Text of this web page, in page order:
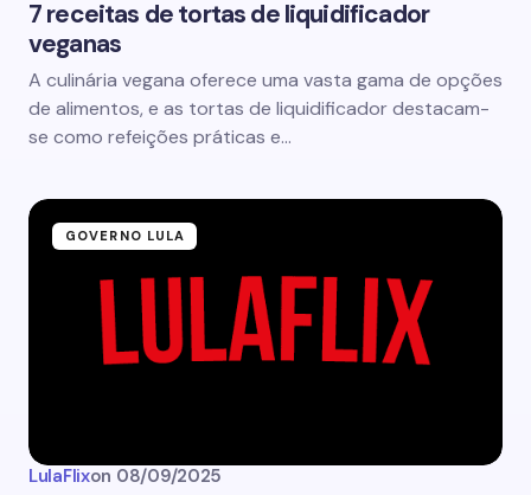
7 receitas de tortas de liquidificador
veganas
A culinária vegana oferece uma vasta gama de opções
de alimentos, e as tortas de liquidificador destacam-
se como refeições práticas e…
GOVERNO LULA
LulaFlixon 08/09/2025